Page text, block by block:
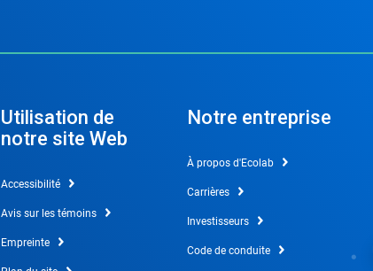
Utilisation de
notre site Web
Accessibilité
Avis sur les témoins
Empreinte
Notre entreprise
À propos d'Ecolab
Carrières
Investisseurs
Code de conduite